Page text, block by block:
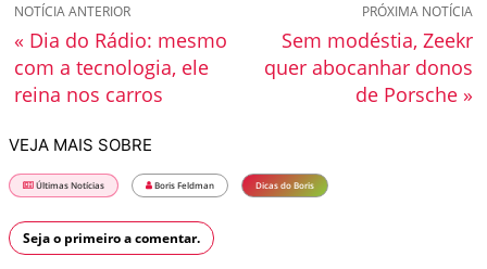
PRÓXIMA NOTÍCIA
Sem modéstia, Zeekr
quer abocanhar donos
de Porsche »
NOTÍCIA ANTERIOR
« Dia do Rádio: mesmo
com a tecnologia, ele
reina nos carros
VEJA MAIS SOBRE
Últimas Notícias Boris Feldman Dicas do Boris
Seja o primeiro a comentar.